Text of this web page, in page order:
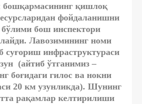
бошқармасининг қишлоқ
фойдаланишни
бош инспектори
Лавозимининг номи
суғориш инфраструктураси
(айтиб ўтганимиз –
боғидаги гилос ва нокни
20 км узунликда). Шунинг
рақамлар келтирилиши